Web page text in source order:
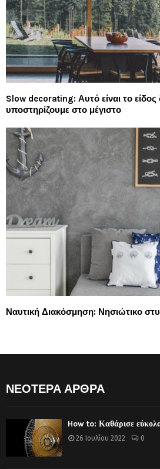
Slow decorating: Αυτό είναι το
υποστηρίζουμε στο μέγιστο
Ναυτική Διακόσμηση: Νησιώτικο
ΝΕΟΤΕΡΑ ΑΡΘΡΑ
How to: Καθάρισε
26 Ιουλίου 2022 0